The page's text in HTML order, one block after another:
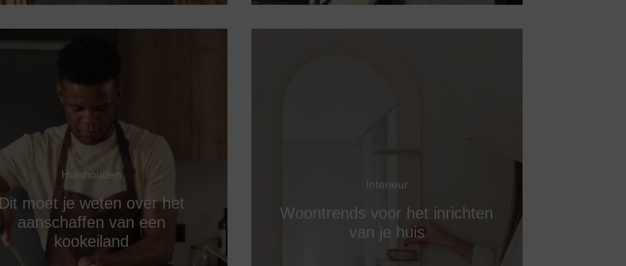
Huishouden
Dit moet je weten over het
aanschaffen van een
kookeiland
Interieur
Woontrends voor het inrichten
van je huis